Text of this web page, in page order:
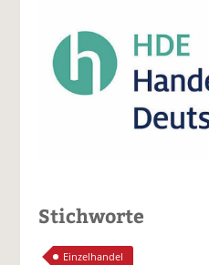
Stichworte
Einzelhandel